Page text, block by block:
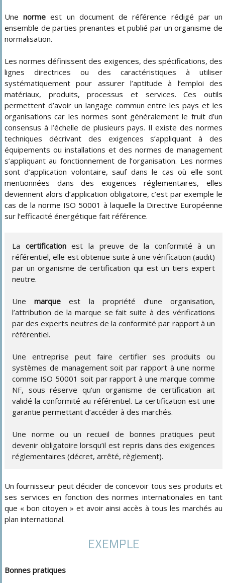
Unenormeest un document de référence rédigé par un
ensemble de parties prenantes et publié par un organisme de
normalisation.
Les normes définissent des exigences, des spécifications, des
lignes directrices ou des caractéristiques à utiliser
systématiquement pour assurer l’aptitude à l’emploi des
matériaux, produits, processus et services. Ces outils
permettent d’avoir un langage commun entre les pays et les
organisations car les normes sont généralement le fruit d’un
consensus à l’échelle de plusieurs pays. Il existe des normes
techniques décrivant des exigences s’appliquant à des
équipements ou installations et des normes de management
s’appliquant au fonctionnement de l’organisation. Les normes
sont d’application volontaire, sauf dans le cas où elle sont
mentionnées dans des exigences réglementaires, elles
deviennent alors d’application obligatoire, c’est par exemple le
cas de la norme ISO 50001 à laquelle la Directive Européenne
sur l’efficacité énergétique fait référence.
La certificationest la preuve de la conformité à un
référentiel, elle est obtenue suite à une vérification (audit)
par un organisme de certification qui est un tiers expert
neutre.
Unemarqueest la propriété d’une organisation,
l’attribution de la marque se fait suite à des vérifications
par des experts neutres de la conformité par rapport à un
référentiel.
Une entreprise peut faire certifier ses produits ou
systèmes de management soit par rapport à une norme
comme ISO 50001 soit par rapport à une marque comme
NF, sous réserve qu’un organisme de certification ait
validé la conformité au référentiel. La certification est une
garantie permettant d’accéder à des marchés.
Une norme ou un recueil de bonnes pratiques peut
devenir obligatoire lorsqu’il est repris dans des exigences
réglementaires (décret, arrêté, règlement).
Un fournisseur peut décider de concevoir tous ses produits et
ses services en fonction des normes internationales en tant
que « bon citoyen » et avoir ainsi accès à tous les marchés au
plan international.
EXEMPLE
Bonnes pratiques